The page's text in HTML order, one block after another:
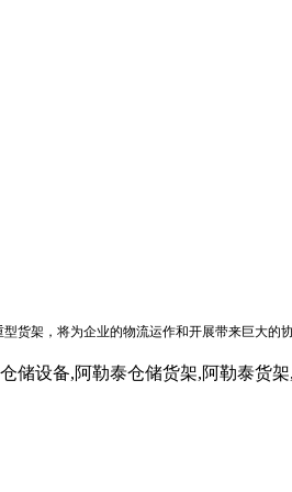
货架，将为企业的物流运作和开展带来巨大的
设备,阿勒泰仓储货架,阿勒泰货架